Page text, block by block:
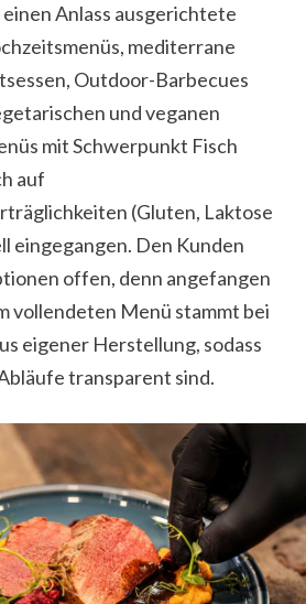
einen Anlass ausgerichtete
mediterrane
Outdoor-Barbecues
und veganen
mit Schwerpunkt Fisch
auf
(Gluten, Laktose
eingegangen. Den Kunden
offen, denn angefangen
vollendeten Menü stammt bei
eigener Herstellung, sodass
transparent sind.